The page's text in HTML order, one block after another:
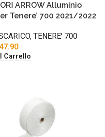
ARROW Alluminio
Tenere’ 700 2021/2022
, TENERE' 700
Carrello